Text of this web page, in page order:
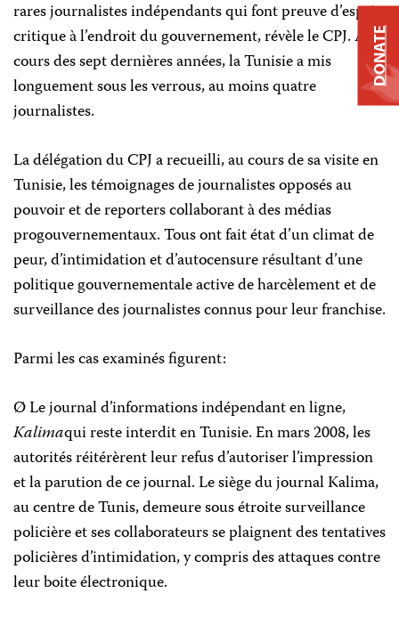
rares journalistes indépendants qui font preuve d’esprit
critique à l’endroit du gouvernement, révèle le CPJ. Au
cours des sept dernières années, la Tunisie a mis
longuement sous les verrous, au moins quatre
journalistes.
La délégation du CPJ a recueilli, au cours de sa visite en
Tunisie, les témoignages de journalistes opposés au
pouvoir et de reporters collaborant à des médias
progouvernementaux. Tous ont fait état d’un climat de
peur, d’intimidation et d’autocensure résultant d’une
politique gouvernementale active de harcèlement et de
surveillance des journalistes connus pour leur franchise.
Parmi les cas examinés figurent:
Ø Le journal d’informations indépendant en ligne,
Kalimaqui reste interdit en Tunisie. En mars 2008, les
autorités réitérèrent leur refus d’autoriser l’impression
et la parution de ce journal. Le siège du journal Kalima,
au centre de Tunis, demeure sous étroite surveillance
policière et ses collaborateurs se plaignent des tentatives
policières d’intimidation, y compris des attaques contre
leur boite électronique.
DONATE